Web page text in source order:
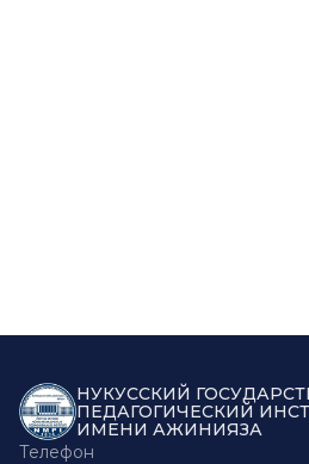
НУКУССКИЙ
ПЕДАГОГИЧЕСКИЙ
ИМЕНИ АЖИНИЯЗА
Телефон